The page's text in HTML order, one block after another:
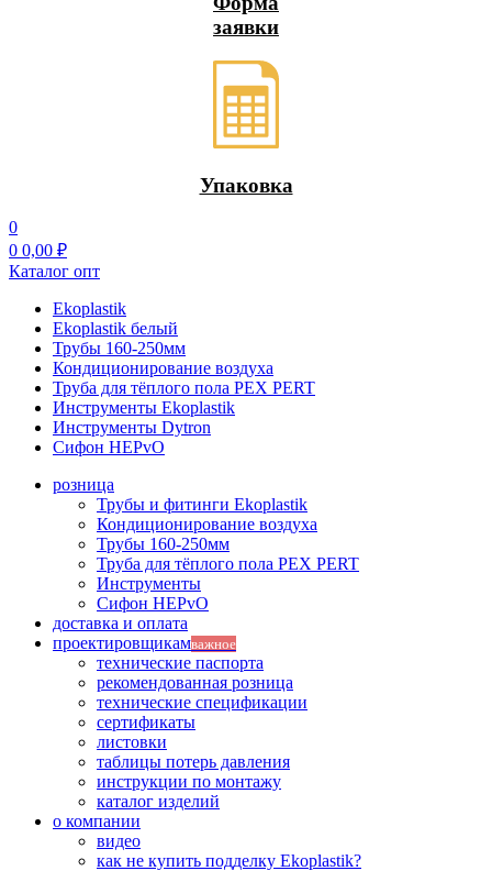
заявки
Упаковка
0
0 0,00 ₽
Каталог опт
Ekoplastik
Ekoplastik белый
Трубы 160-250мм
Кондиционирование воздуха
Труба для тёплого пола PEX PERT
Инструменты Ekoplastik
Инструменты Dytron
Сифон HEPvO
розница
Трубы и фитинги Ekoplastik
Кондиционирование воздуха
Трубы 160-250мм
Труба для тёплого пола PEX PERT
Инструменты
Сифон HEPvO
доставка и оплата
проектировщикамважное
технические паспорта
рекомендованная розница
технические спецификации
сертификаты
листовки
таблицы потерь давления
инструкции по монтажу
каталог изделий
о компании
видео
как не купить подделку Ekoplastik?